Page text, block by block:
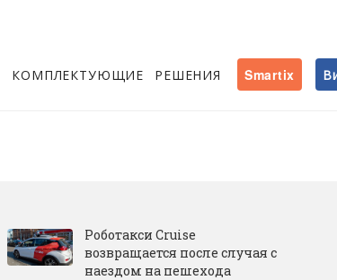
КОМПЛЕКТУЮЩИЕ РЕШЕНИЯ Smartix
Роботакси Cruise
возвращается после случая c
наездом на пешехода